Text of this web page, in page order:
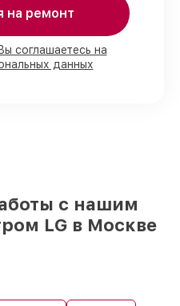
наблюдения
для варочных
на ремонт
соглашаетесь на
данных
с нашим
LG в Москве